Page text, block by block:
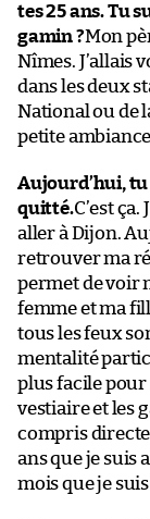
tes 25 ans. Tu
gamin ?Mon
Nîmes. J’allais
dans les deux
National ou de
petite
Aujourd’hui, tu
quitté.C’est
aller à Dijon.
retrouver ma
permet de voir
femme et ma
tous les feux
mentalité
plus facile pour
vestiaire et les
compris
ans que je suis
mois que je suis